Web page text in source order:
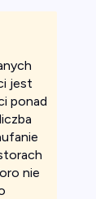
jest
ponad
nie